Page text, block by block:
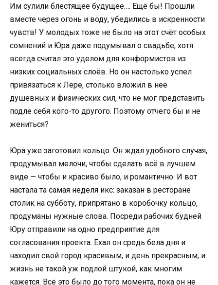
Им сулили блестящее будущее…. Ещё бы! Прошли
вместе через огонь и воду, убедились в искренности
чувств! У молодых тоже не было на этот счёт особых
сомнений и Юра даже подумывал о свадьбе, хотя
всегда считал это уделом для конформистов из
низких социальных слоёв. Но он настолько успел
привязаться к Лере, столько вложил в неё
душевных и физических сил, что не мог представить
подле себя кого-то другого. Поэтому отчего бы и не
жениться?
Юра уже заготовил кольцо. Он ждал удобного случая,
продумывал мелочи, чтобы сделать всё в лучшем
виде — чтобы и красиво было, и романтично. И вот
настала та самая неделя икс: заказан в ресторане
столик на субботу, припрятано в коробочку кольцо,
продуманы нужные слова. Посреди рабочих будней
Юру отправили на одно предприятие для
согласования проекта. Ехал он средь бела дня и
находил свой город красивым, и день прекрасным, и
жизнь не такой уж подлой штукой, как многим
кажется. Всё это было до того момента, пока он не